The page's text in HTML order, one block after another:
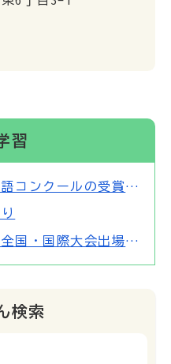
習
早寝早起き朝ごはん標語コンクールの受賞者が決定しました！
日高町スポーツ全道・全国・国際大会出場助成について
検索